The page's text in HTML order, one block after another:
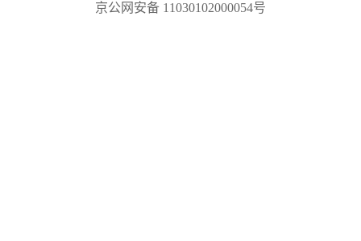
京公网安备 11030102000054号